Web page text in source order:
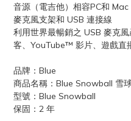
音源（電吉他）相容PC和
麥克風支架和 USB 連接線
利用世界最暢銷之 USB 麥克
客、YouTube™ 影片、遊戲直
品牌：Blue
商品名稱：Blue Snowball 雪
型號：Blue Snowball
保固：2 年